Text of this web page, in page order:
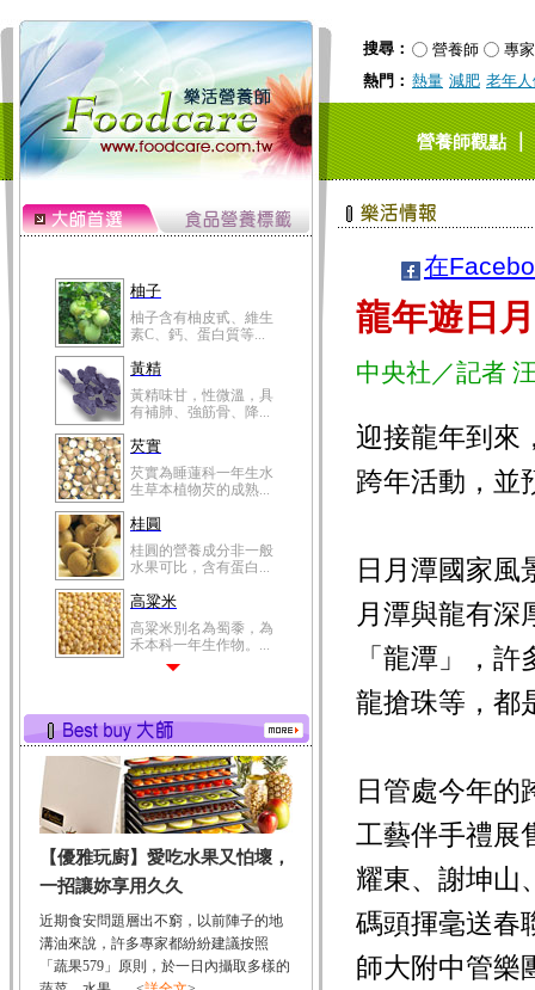
搜尋： 營養師
專家
熱門： 熱量 減肥 老年
營養師觀點｜
柚子
柚子含有柚皮甙、維生
素C、鈣、蛋白質等...
黃精
黃精味甘，性微溫，具
有補肺、強筋骨、降...
芡實
芡實為睡蓮科一年生水
生草本植物芡的成熟...
桂圓
桂圓的營養成分非一般
水果可比，含有蛋白...
高粱米
高粱米別名為蜀黍，為
禾本科一年生作物。...
有蛋白質、脂肪、磷...
鮪魚
鮪魚肚肉中的不飽和脂
肪酸內富含EPA和DH...
韭菜
韭菜所含的膳食纖維能
幫助消化與通便；揮...
冬瓜
冬瓜營養價值高，鈉含
量極低是水腫病人的...
【優雅玩廚】愛吃水果又怕壞，
一招讓妳享用久久
近期食安問題層出不窮，以前陣子的地
溝油來說，許多專家都紛紛建議按照
「蔬果579」原則，於一日內攝取多樣的
在
龍年遊日
中央社／記者
迎接龍年到來
跨年活動，並
日月潭國家風
月潭與龍有深
「龍潭」，
龍搶珠等，都
日管處今年的
工藝伴手禮展
耀東、謝坤山
碼頭揮毫送春
師大附中管樂